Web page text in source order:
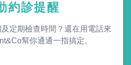
約診提醒
定期檢查時間？還在用電話來
幫你通通一指搞定。